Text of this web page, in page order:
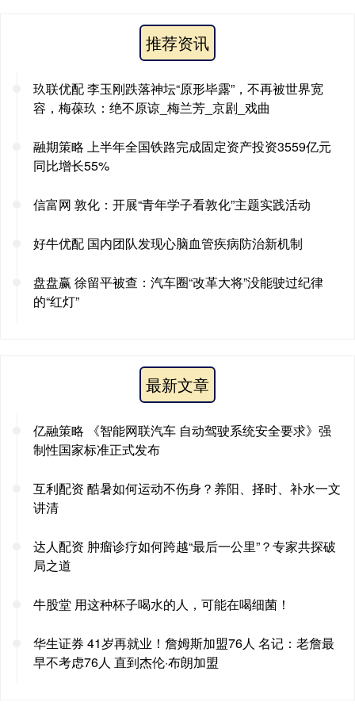
推荐资讯
玖联优配 李玉刚跌落神坛“原形毕露”，不再被世界宽
容，梅葆玖：绝不原谅_梅兰芳_京剧_戏曲
融期策略 上半年全国铁路完成固定资产投资3559亿元
同比增长55%
信富网 敦化：开展“青年学子看敦化”主题实践活动
好牛优配 国内团队发现心脑血管疾病防治新机制
盘盘赢 徐留平被查：汽车圈“改革大将”没能驶过纪律
的“红灯”
最新文章
亿融策略 《智能网联汽车 自动驾驶系统安全要求》强
制性国家标准正式发布
互利配资 酷暑如何运动不伤身？养阳、择时、补水一文
讲清
达人配资 肿瘤诊疗如何跨越“最后一公里”？专家共探破
局之道
牛股堂 用这种杯子喝水的人，可能在喝细菌！
华生证券 41岁再就业！詹姆斯加盟76人 名记：老詹最
早不考虑76人 直到杰伦·布朗加盟